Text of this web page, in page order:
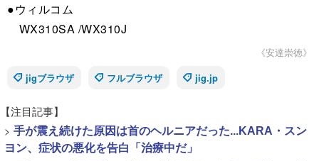
●ウィルコム
WX310SA /WX310J
《安達崇徳》
jigブラウザ
フルブラウザ jig.jp
【注目記事】
> 手が震え続けた原因は首のヘルニアだった...KARA・スン
ヨン、症状の悪化を告白「治療中だ」